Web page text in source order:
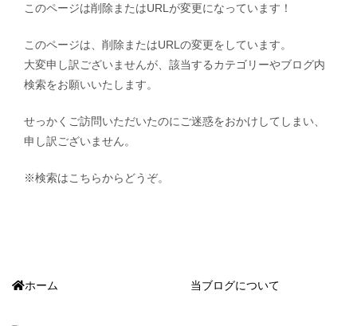
このページは削除またはURLが変更になっています！
このページは、削除またはURLの変更をしています。
大変申し訳ございませんが、該当するカテゴリーやブログ内
検索をお願いいたします。
せっかくご訪問いただいたのにご迷惑をおかけしてしまい、
申し訳ございません。
※検索はこちらからどうぞ。
ホーム 当ブログについて